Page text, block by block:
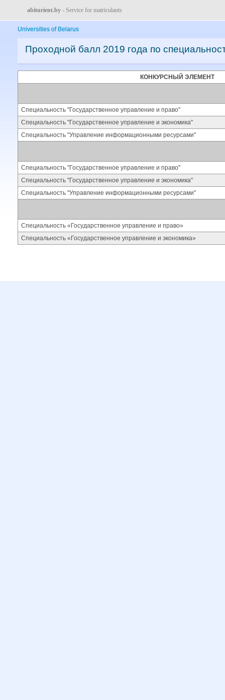
abiturient.by - Service for matriculants
Universities of Belarus
Проходной балл 2019 года по
КОНКУРСНЫЙ ЭЛЕМЕНТ
Специальность "Государственное управление и право"
Специальность "Государственное управление и экономика"
Специальность "Управление информационными ресурсами"
Специальность "Государственное управление и право"
Специальность "Государственное управление и экономика"
Специальность "Управление информационными ресурсами"
Специальность «Государственное управление и право»
Специальность «Государственное управление и экономика»